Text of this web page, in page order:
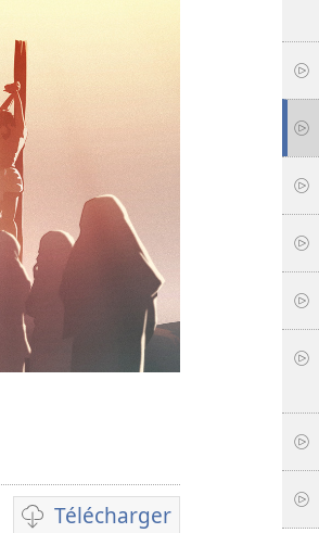
Télécharger